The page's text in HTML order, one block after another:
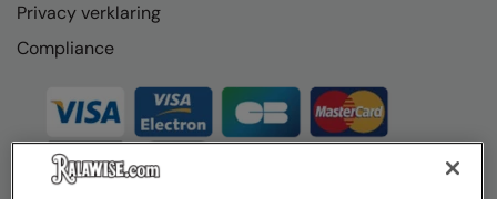
OGIO
Portman & Pooch
Portwest
Privacy verklaring
Compliance